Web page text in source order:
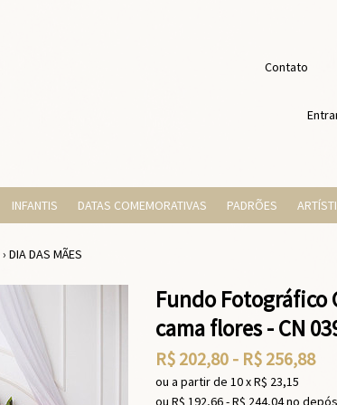
Contato
INFANTIS DATAS COMEMORATIVAS PADRÕES
› DIA DAS MÃES
Fundo Fotográfico
cama flores - CN
R$ 202,80 - R$ 256,88
ou a partir de 10xR$ 23,15
ou R$ 192,66-R$ 244,04no